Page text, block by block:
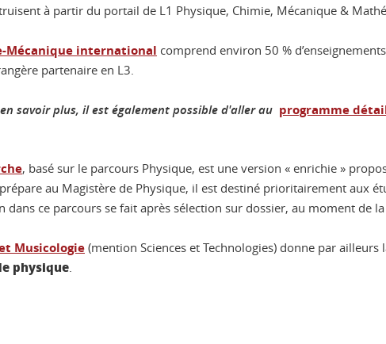
à partir du portail de L1 Physique, Chimie, Mécanique &
Mécanique international comprend environ 50 %
partenaire en L3.
savoir plus, il est également possible d'aller au programme
, basé sur le parcours Physique, est une version « enrichie »
au Magistère de Physique, il est destiné prioritairement aux
dans ce parcours se fait après sélection sur dossier, au moment de
Musicologie(mention Sciences et Technologies) donne par
physique.